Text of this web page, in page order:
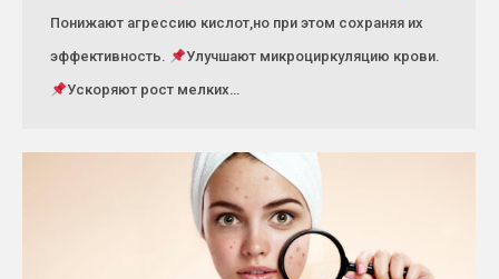
Понижают агрессию кислот,но при этом сохраняя их
эффективность.
Улучшают микроциркуляцию крови.
Ускоряют рост мелких…